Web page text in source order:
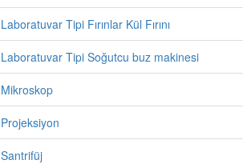
Laboratuvar Tipi Fırınlar Kül Fırını
Laboratuvar Tipi Soğutcu buz makinesi
Mikroskop
Projeksiyon
Santrifüj